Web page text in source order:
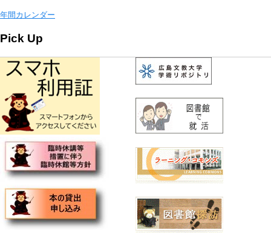
年間カレンダー
Pick Up